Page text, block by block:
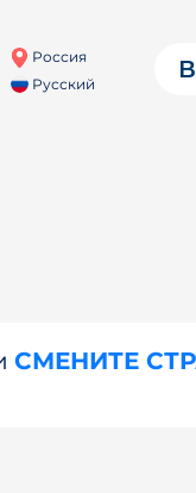
Россия
Русский
СМЕНИТЕ